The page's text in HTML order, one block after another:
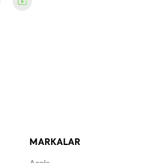
MARKALAR